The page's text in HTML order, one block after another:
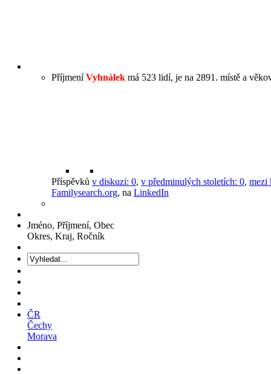
PříjmeníVyhnálek má 523 lidí, je na 2891. místě a
Příspěvků v diskuzi: 0, v předminulých stoletích: 0, mezi
Familysearch.org, na LinkedIn
Jméno, Příjmení, Obec
Okres, Kraj, Ročník
ČR
Čechy
Morava